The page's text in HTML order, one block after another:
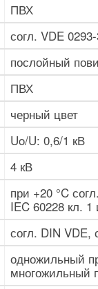
ПВХ
согл. VDE
послойный
ПВХ
черный цвет
Uo/U: 0,6/1 кВ
4 кВ
при +20 °C
IEC 60228 кл.
согл. DIN VDE,
одножильный
многожильный